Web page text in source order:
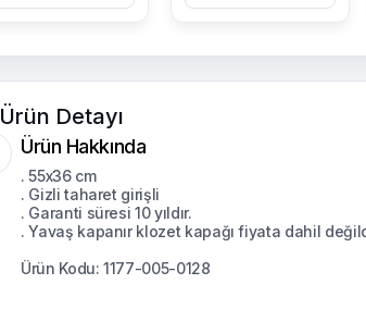
Ürün Detayı
Ürün Hakkında
. 55x36 cm
. Gizli taharet girişli
. Garanti süresi 10 yıldır.
. Yavaş kapanır klozet kapağı fiyata dahil
Ürün Kodu: 1177-005-0128